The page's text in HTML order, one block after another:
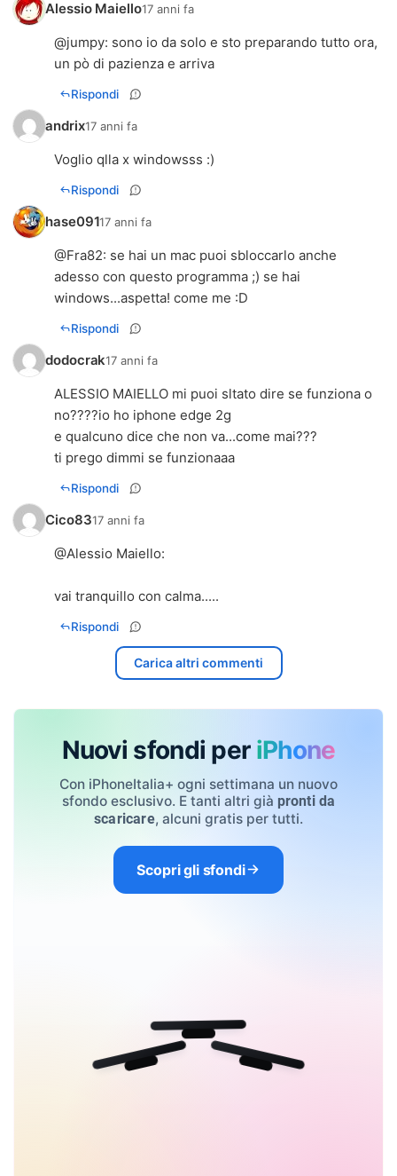
Alessio Maiello17 anni fa
@jumpy: sono io da solo e sto preparando tutto ora,
un pò di pazienza e arriva
Rispondi
andrix17 anni fa
Voglio qlla x windowsss :)
Rispondi
hase09117 anni fa
@Fra82: se hai un mac puoi sbloccarlo anche
adesso con questo programma ;) se hai
windows...aspetta! come me :D
Rispondi
dodocrak17 anni fa
ALESSIO MAIELLO mi puoi sltato dire se funziona o
no????io ho iphone edge 2g
e qualcuno dice che non va...come mai???
ti prego dimmi se funzionaaa
Rispondi
Cico8317 anni fa
@Alessio Maiello:
vai tranquillo con calma.....
Rispondi
Carica altri commenti
Nuovi sfondi per iPhone
Con iPhoneItalia+ ogni settimana un nuovo
sfondo esclusivo. E tanti altri già pronti da
scaricare, alcuni gratis per tutti.
Scopri gli sfondi